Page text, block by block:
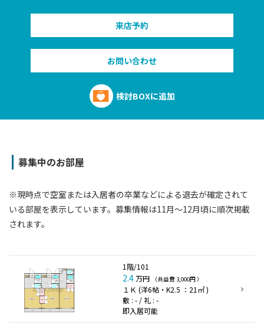
来店予約
お問い合わせ
検討BOXに追加
募集中のお部屋
※現時点で空室または⼊居者の卒業などによる退去が確定されて
いる部屋を表⽰しています。募集情報は11⽉〜12⽉頃に順次掲載
されます。
1階/101
2.4万円 （共益費 3,000円 ）
１Ｋ (洋6帖・K2.5 ：21㎡ )
敷 : - / 礼 : -
即入居可能